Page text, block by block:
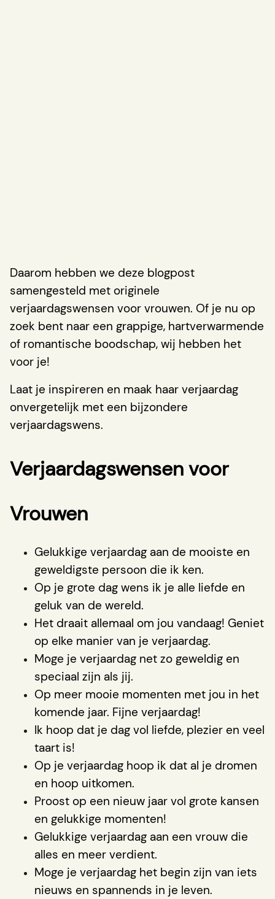
Daarom hebben we deze blogpost
samengesteld met originele
verjaardagswensen voor vrouwen. Of je nu op
zoek bent naar een grappige, hartverwarmende
of romantische boodschap, wij hebben het
voor je!
Laat je inspireren en maak haar verjaardag
onvergetelijk met een bijzondere
verjaardagswens.
Verjaardagswensen voor
Vrouwen
Gelukkige verjaardag aan de mooiste en
geweldigste persoon die ik ken.
Op je grote dag wens ik je alle liefde en
geluk van de wereld.
Het draait allemaal om jou vandaag! Geniet
op elke manier van je verjaardag.
Moge je verjaardag net zo geweldig en
speciaal zijn als jij.
Op meer mooie momenten met jou in het
komende jaar. Fijne verjaardag!
Ik hoop dat je dag vol liefde, plezier en veel
taart is!
Op je verjaardag hoop ik dat al je dromen
en hoop uitkomen.
Proost op een nieuw jaar vol grote kansen
en gelukkige momenten!
Gelukkige verjaardag aan een vrouw die
alles en meer verdient.
Moge je verjaardag het begin zijn van iets
nieuws en spannends in je leven.